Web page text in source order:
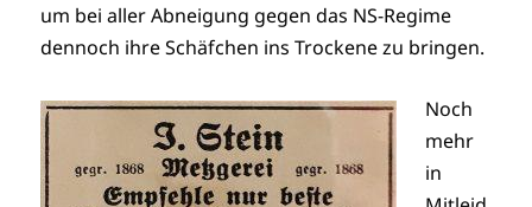
um bei aller Abneigung gegen das NS-Regime
dennoch ihre Schäfchen ins Trockene zu bringen.
Noch
mehr
in